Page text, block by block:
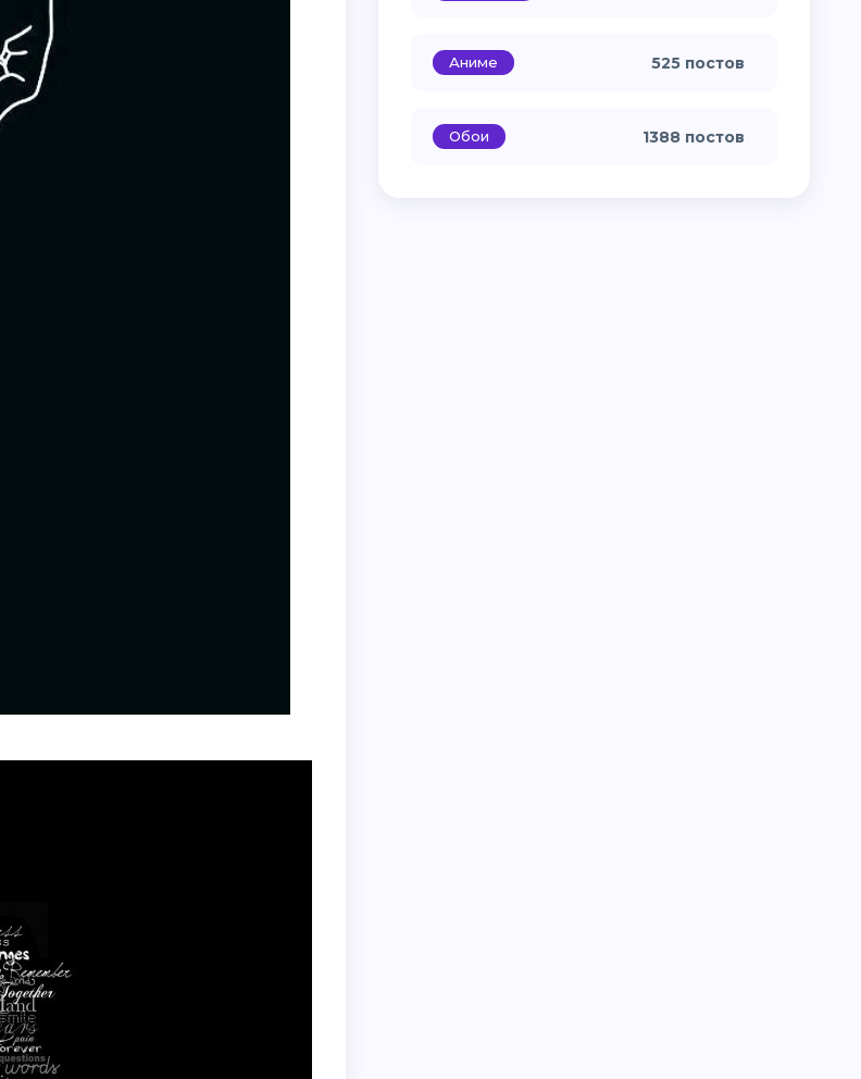
Аниме 525 постов
Обои 1388 постов